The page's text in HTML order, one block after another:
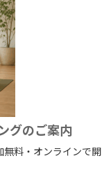
グのご案内
無料・オンラインで開